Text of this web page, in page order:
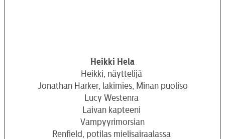
Heikki Hela
Heikki, näyttelijä
Jonathan Harker, lakimies, Minan puoliso
Lucy Westenra
Laivan kapteeni
Vampyyrimorsian
Renfield, potilas mielisairaalassa